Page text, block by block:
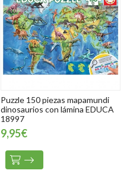
Puzzle 150 piezas mapamundi
dinosaurios con lámina EDUCA
18997
9,95€